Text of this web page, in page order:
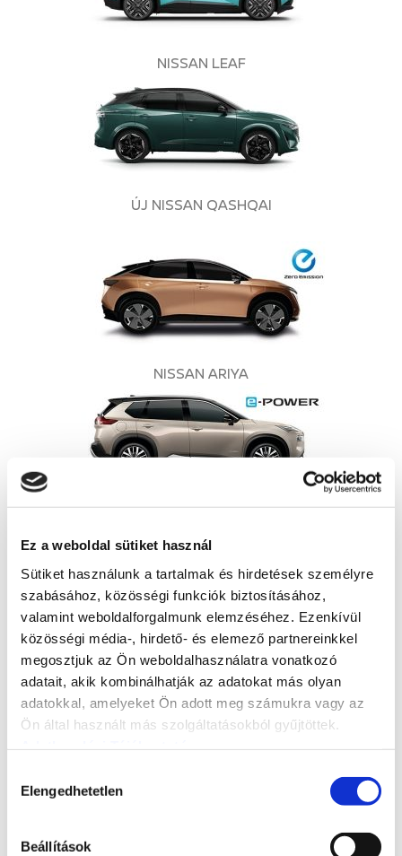
Ez a weboldal sütiket használ
Sütiket használunk a tartalmak és hirdetések személyre
szabásához, közösségi funkciók biztosításához,
valamint weboldalforgalmunk elemzéséhez. Ezenkívül
közösségi média-, hirdető- és elemező partnereinkkel
megosztjuk az Ön weboldalhasználatra vonatkozó
adatait, akik kombinálhatják az adatokat más olyan
adatokkal, amelyeket Ön adott meg számukra vagy az
Ön által használt más szolgáltatásokból gyűjtöttek.
kiválasztása
Elengedhetetlen
Beállítások
NISSAN LEAF
ÚJ NISSAN QASHQAI
NISSAN ARIYA
NISSAN TOWNSTAR COMBI
NISSAN TOWNSTAR VAN